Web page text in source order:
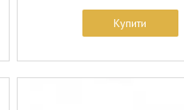
Купити